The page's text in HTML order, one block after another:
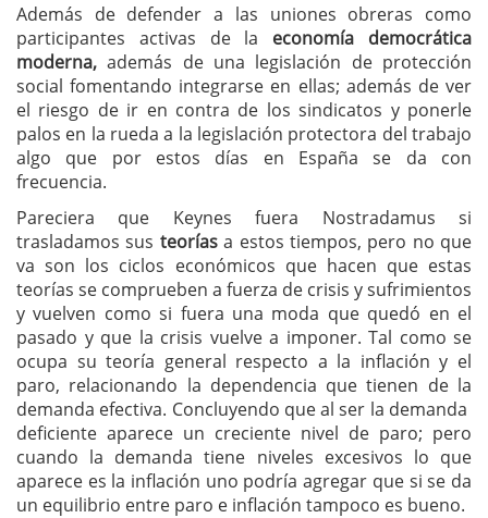
Además de defender a las uniones obreras como
participantes activas de la economía democrática
moderna, además de una legislación de protección
social fomentando integrarse en ellas; además de ver
el riesgo de ir en contra de los sindicatos y ponerle
palos en la rueda a la legislación protectora del trabajo
algo que por estos días en España se da con
frecuencia.
Pareciera que Keynes fuera Nostradamus si
trasladamos sus teoríasa estos tiempos, pero no que
va son los ciclos económicos que hacen que estas
teorías se comprueben a fuerza de crisis y sufrimientos
y vuelven como si fuera una moda que quedó en el
pasado y que la crisis vuelve a imponer. Tal como se
ocupa su teoría general respecto a la inflación y el
paro, relacionando la dependencia que tienen de la
demanda efectiva. Concluyendo que al ser la demanda
deficiente aparece un creciente nivel de paro; pero
cuando la demanda tiene niveles excesivos lo que
aparece es la inflación uno podría agregar que si se da
un equilibrio entre paro e inflación tampoco es bueno.